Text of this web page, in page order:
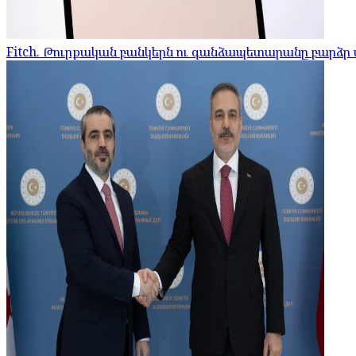
Fitch. Թուրքական բանկերն ու գանձապետարանը բարձր